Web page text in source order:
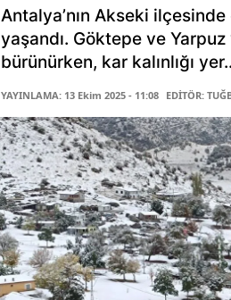
Antalya’nın Akseki
yaşandı. Göktepe ve
bürünürken, kar kalınlığı
YAYINLAMA: 13 Ekim 2025 - 11:08 EDİTÖR: